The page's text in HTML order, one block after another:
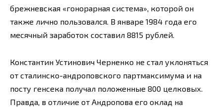
брежневская «гонорарная система», которой он
также лично пользовался. В январе 1984 года его
месячный заработок составил 8815 рублей.
Константин Устинович Черненко не стал уклоняться
от сталинско-андроповского партмаксимума и на
посту генсека получал положенные 800 целковых.
Правда, в отличие от Андропова его оклад на